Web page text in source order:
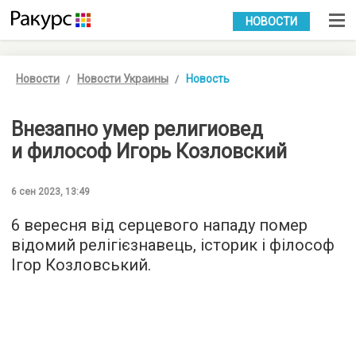
УКР РУС
НОВОСТИ
Новости Новости Украины Новость
Внезапно умер религиовед
и философ Игорь Козловский
6 сен 2023, 13:49
6 вересня від серцевого нападу помер
відомий релігієзнавець, історик і філософ
Ігор Козловський.